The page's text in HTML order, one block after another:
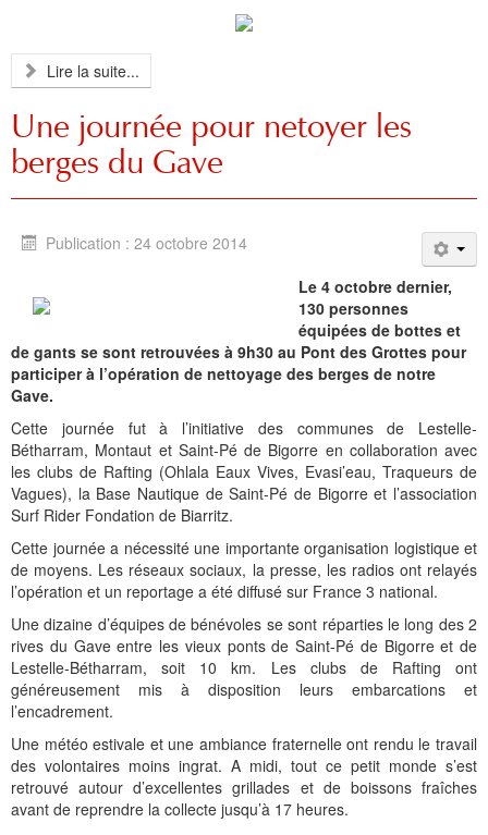
Lire la suite...
Une journée pour netoyer les
berges du Gave
Publication : 24 octobre 2014
Le 4 octobre dernier,
130 personnes
équipées de bottes et
de gants se sont retrouvées à 9h30 au Pont des Grottes pour
participer à l’opération de nettoyage des berges de notre
Gave.
Cette journée fut à l’initiative des communes de Lestelle-
Bétharram, Montaut et Saint-Pé de Bigorre en collaboration avec
les clubs de Rafting (Ohlala Eaux Vives, Evasi’eau, Traqueurs de
Vagues), la Base Nautique de Saint-Pé de Bigorre et l’association
Surf Rider Fondation de Biarritz.
Cette journée a nécessité une importante organisation logistique et
de moyens. Les réseaux sociaux, la presse, les radios ont relayés
l’opération et un reportage a été diffusé sur France 3 national.
Une dizaine d’équipes de bénévoles se sont réparties le long des 2
rives du Gave entre les vieux ponts de Saint-Pé de Bigorre et de
Lestelle-Bétharram, soit 10 km. Les clubs de Rafting ont
généreusement mis à disposition leurs embarcations et
l’encadrement.
Une météo estivale et une ambiance fraternelle ont rendu le travail
des volontaires moins ingrat. A midi, tout ce petit monde s’est
retrouvé autour d’excellentes grillades et de boissons fraîches
avant de reprendre la collecte jusqu’à 17 heures.